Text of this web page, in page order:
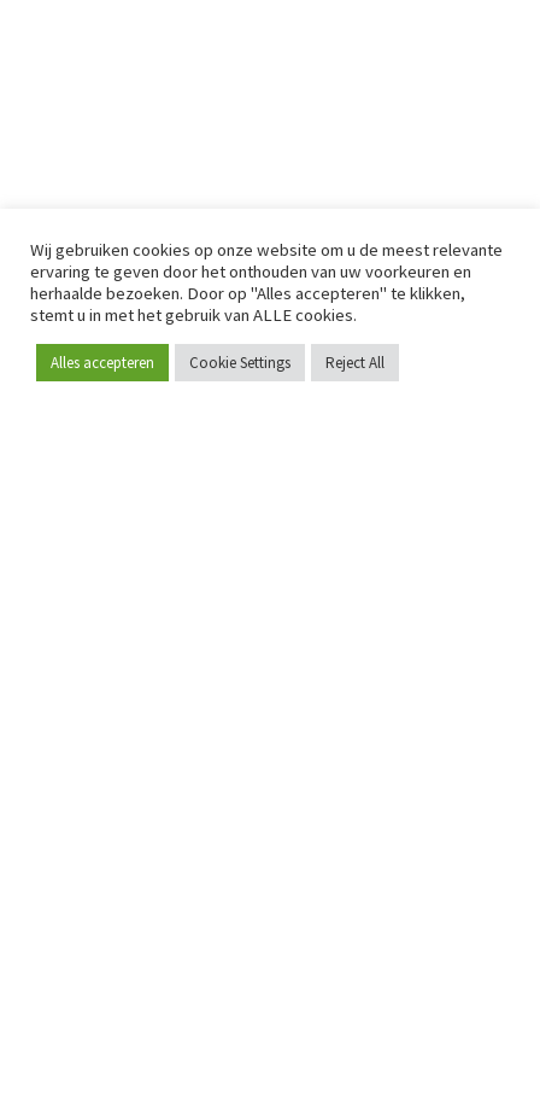
Wij gebruiken cookies op onze website om u de meest relevante
ervaring te geven door het onthouden van uw voorkeuren en
herhaalde bezoeken. Door op "Alles accepteren" te klikken,
stemt u in met het gebruik van ALLE cookies.
Alles accepteren Cookie Settings Reject All